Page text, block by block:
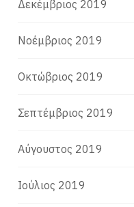
Δεκέμβριος 2019
Νοέμβριος 2019
Οκτώβριος 2019
Σεπτέμβριος 2019
Αύγουστος 2019
Ιούλιος 2019